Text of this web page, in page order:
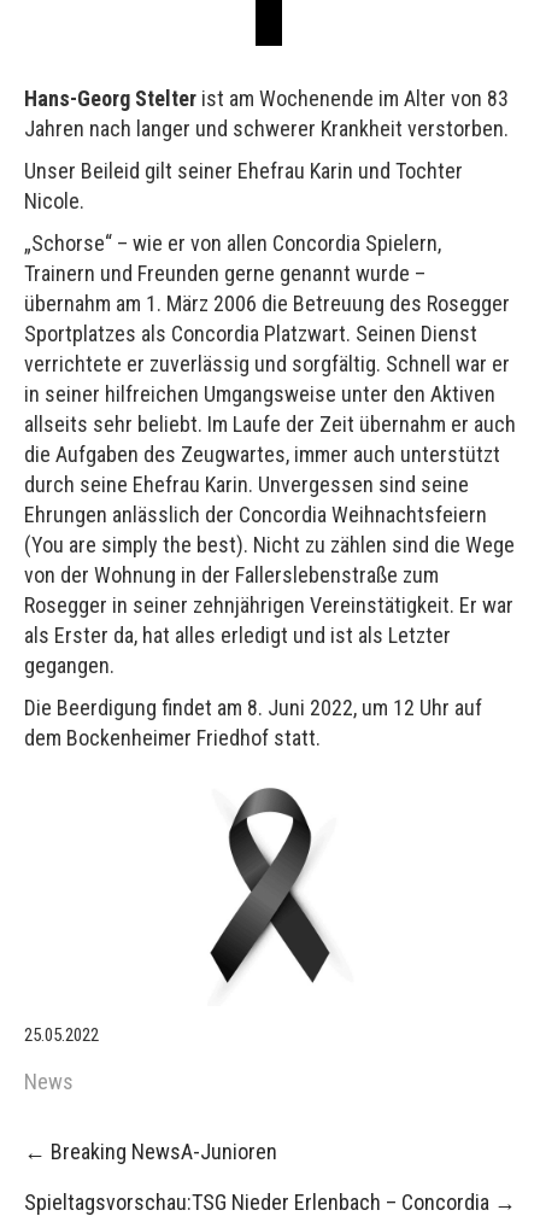
Hans-Georg Stelter ist am Wochenende im Alter von 83
Jahren nach langer und schwerer Krankheit verstorben.
Unser Beileid gilt seiner Ehefrau Karin und Tochter
Nicole.
„Schorse“ – wie er von allen Concordia Spielern,
Trainern und Freunden gerne genannt wurde –
übernahm am 1. März 2006 die Betreuung des Rosegger
Sportplatzes als Concordia Platzwart. Seinen Dienst
verrichtete er zuverlässig und sorgfältig. Schnell war er
in seiner hilfreichen Umgangsweise unter den Aktiven
allseits sehr beliebt. Im Laufe der Zeit übernahm er auch
die Aufgaben des Zeugwartes, immer auch unterstützt
durch seine Ehefrau Karin. Unvergessen sind seine
Ehrungen anlässlich der Concordia Weihnachtsfeiern
(You are simply the best). Nicht zu zählen sind die Wege
von der Wohnung in der Fallerslebenstraße zum
Rosegger in seiner zehnjährigen Vereinstätigkeit. Er war
als Erster da, hat alles erledigt und ist als Letzter
gegangen.
Die Beerdigung findet am 8. Juni 2022, um 12 Uhr auf
dem Bockenheimer Friedhof statt.
25.05.2022
News
Post
navigation
← Breaking NewsA-Junioren
Spieltagsvorschau:TSG Nieder Erlenbach – Concordia →